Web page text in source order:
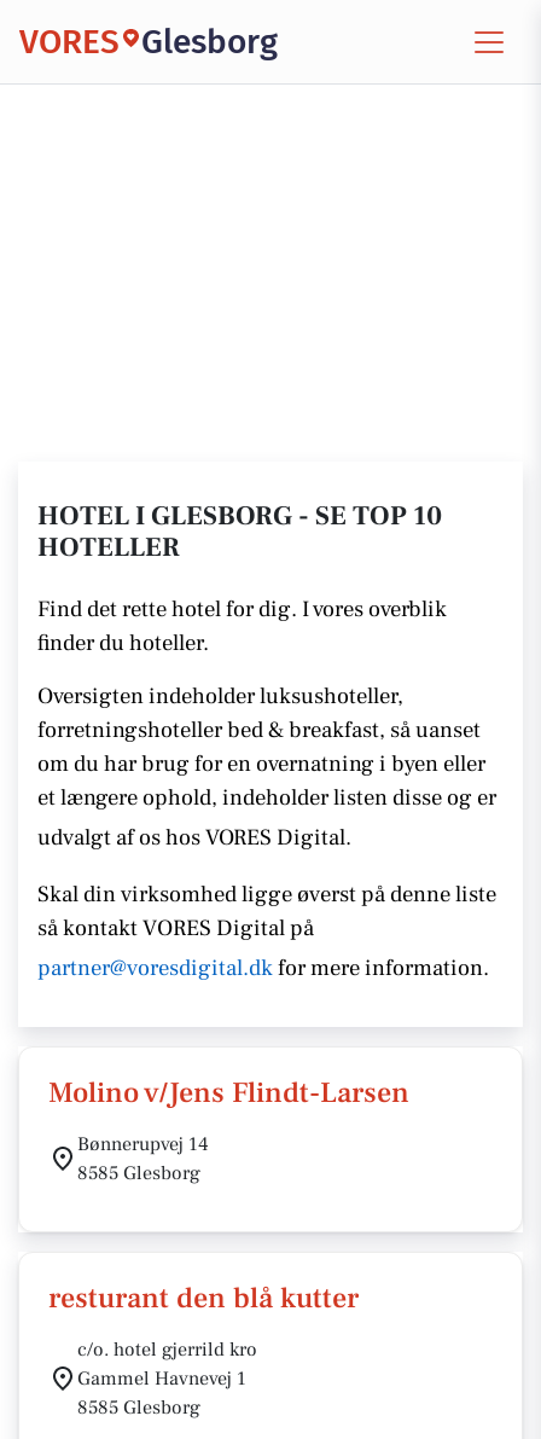
VORES Glesborg
HOTEL I GLESBORG - SE TOP 10
HOTELLER
Find det rette hotel for dig. I vores overblik
finder du hoteller.
Oversigten indeholder luksushoteller,
forretningshoteller bed & breakfast, så uanset
om du har brug for en overnatning i byen eller
et længere ophold, indeholder listen disseog er
udvalgt af os hos VORES Digital.
Skal din virksomhed ligge øverst på denne liste
så kontaktVORES Digital på
partner@voresdigital.dkfor mere information.
Molino v/Jens Flindt-Larsen
Bønnerupvej 14
8585 Glesborg
resturant den blå kutter
c/o. hotel gjerrild kro
Gammel Havnevej 1
8585 Glesborg